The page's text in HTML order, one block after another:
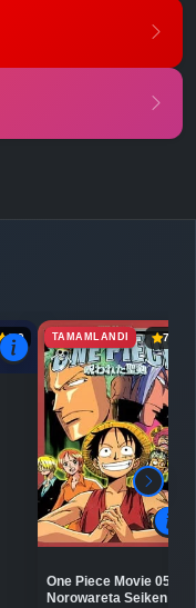
6.9 TAMAMLANDI 7.1
One Piece Movie 05:
Norowareta Seiken